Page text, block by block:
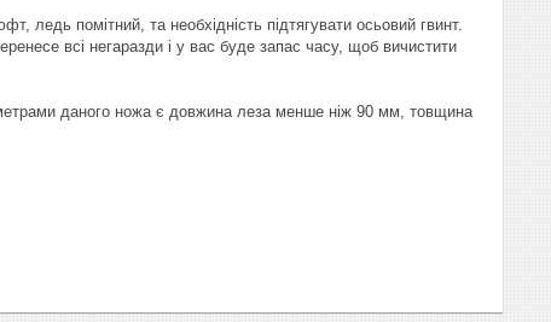
ледь помітний, та необхідність підтягувати осьовий гвинт.
всі негаразди і у вас буде запас часу, щоб вичистити
даного ножа є довжина леза менше ніж 90 мм, товщина